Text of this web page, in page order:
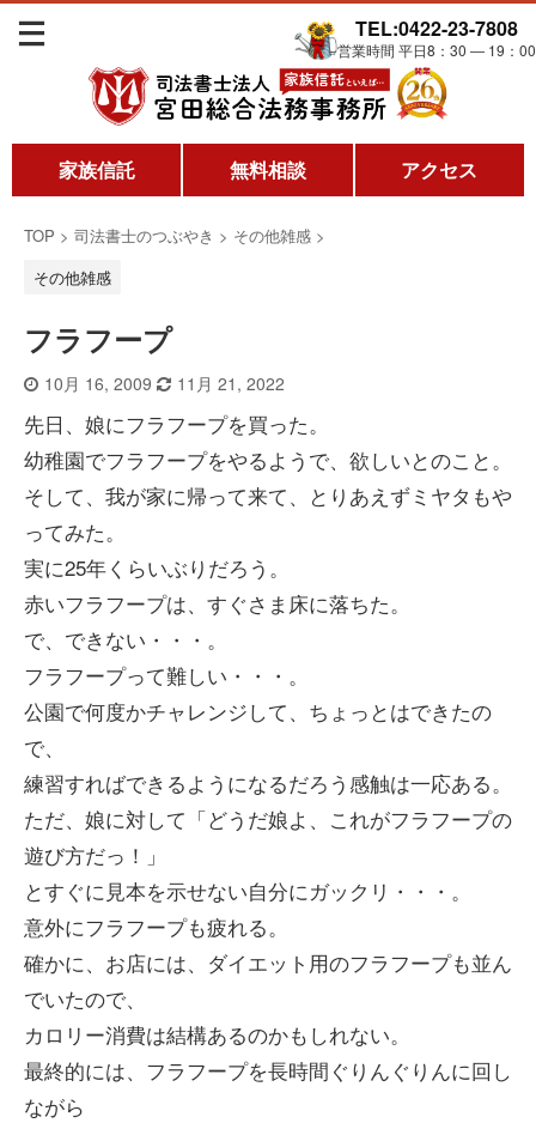
TEL:0422-23-7808
営業時間 平日8：30 ― 19：00
家族信託 無料相談 アクセス
TOP > 司法書士のつぶやき > その他雑感 >
その他雑感
フラフープ
10月 16, 2009 11月 21, 2022
先日、娘にフラフープを買った。
幼稚園でフラフープをやるようで、欲しいとのこと。
そして、我が家に帰って来て、とりあえずミヤタもや
ってみた。
実に25年くらいぶりだろう。
赤いフラフープは、すぐさま床に落ちた。
で、できない・・・。
フラフープって難しい・・・。
公園で何度かチャレンジして、ちょっとはできたの
で、
練習すればできるようになるだろう感触は一応ある。
ただ、娘に対して「どうだ娘よ、これがフラフープの
遊び方だっ！」
とすぐに見本を示せない自分にガックリ・・・。
意外にフラフープも疲れる。
確かに、お店には、ダイエット用のフラフープも並ん
でいたので、
カロリー消費は結構あるのかもしれない。
最終的には、フラフープを長時間ぐりんぐりんに回し
ながら